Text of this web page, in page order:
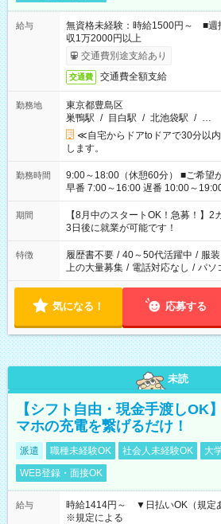
給与
無資格未経験：時給1500円～ ■
収1万2000円以上
交通費別途支給あり
交通費 交通費全額支給
勤務地
東京都豊島区
巣鴨駅 / 目白駅 / 北池袋駅 / …
≪自宅からドアtoドアで30分以
します。
勤務時間
9:00～18:00（休憩60分） ■ご希望があれば下記シフトもOK！
早番 7:00～16:00 遅番 10:00～19:00 夜
と休みを合わせたい」 「余裕を持
「できれば残業はしたくない」 な
ね。 ※Wワーク希望の方へ 今ご覧のお仕事で希望する勤務時間
と、もう1つのお仕事の勤務時間。
合は応募できません。
期間
【8月中のスタートOK！急募！】
3日後に就業が可能です！
特徴 履歴書不要 / 40～50代活躍中 / 服
上の大量募集 / 電話対応なし / パソ
気になる！ 応募する
未読
【シフト自由・現金手渡しOK
マホの充電を繋げるだけ！
派遣 職種未経験OK 社会人未経験OK 大
WEB登録・面接OK
給与
時給1414円～ ▼日払いOK（規
※規定による